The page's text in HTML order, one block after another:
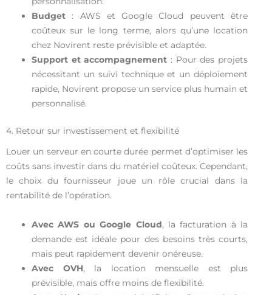
Budget : AWS et Google Cloud peuvent être
coûteux sur le long terme, alors qu’une location
chez Novirent reste prévisible et adaptée.
Support et accompagnement : Pour des projets
nécessitant un suivi technique et un déploiement
rapide, Novirent propose un service plus humain et
personnalisé.
4. Retour sur investissement et flexibilité
Louer un serveur en courte durée permet d’optimiser les
coûts sans investir dans du matériel coûteux. Cependant,
le choix du fournisseur joue un rôle crucial dans la
rentabilité de l’opération.
Avec AWS ou Google Cloud, la facturation à la
demande est idéale pour des besoins très courts,
mais peut rapidement devenir onéreuse.
Avec OVH, la location mensuelle est plus
prévisible, mais offre moins de flexibilité.